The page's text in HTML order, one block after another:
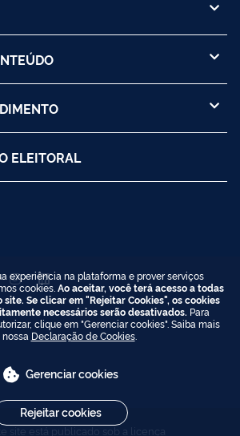
ELEITORAL
site está publicado sob a licença
experiência na plataforma e prover serviços
cookies. Ao aceitar, você terá acesso a todas
Se clicar em "Rejeitar Cookies", os cookies
necessários serão desativados. Para
clique em "Gerenciar cookies". Saiba mais
Declaração de Cookies.
Gerenciar cookies
Rejeitar cookies